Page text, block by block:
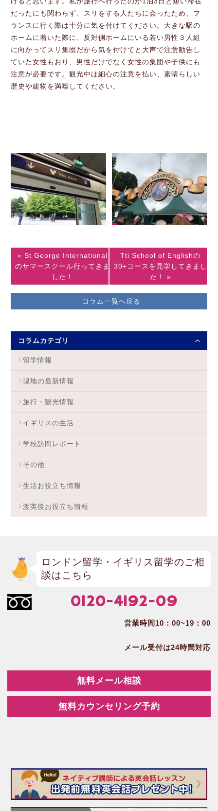
だったにも関わらず、スリをする人たちに会ったため、フ
ランスに行く際は十分に気を付けてください。大きな駅の
ホームに着いた際に、反対側ホームにいる若い男性３人組
に向かってスリ集団だから気を付けてと大声で注意勧告し
ていた女性もおり、男性だけでなく女性の集団や子供にも
注意が必要です。観光中は細心の注意を払い、素晴らしい
歴史や建物を満喫してください。
« St George International
のサマースクール行ってきま
した！
コラム一覧へ戻る
Tti School of Englishの
30+コースを見学してきまし
た！ »
コラムカテゴリ
留学情報
現地の最新情報
旅行・観光情報
イギリスの生活
学校訪問レポート
その他
生活お役立ち情報
渡英後お役立ち情報
ロンドン留学・イギリス留学のご相
談はこちら
0120-4192-09
営業時間10：00~19：00
メール受付は24時間対応
無料メール相談
無料カウンセリング予約